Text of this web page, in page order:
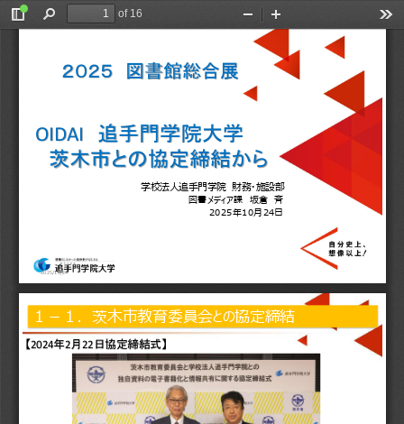
Toggle
Find
of 16
Zoom
Out
OIDAI
追手門学院大学
茨木市との協定締結から
２０２５ 図書館総合展
学校法人追手門学院
財務・施設部
図書メディア課
坂倉
斉
2025年10月 24日
2025/10/24
１－１．茨木市教育委員会との協定締結
【
2024年2月22 日協定締結式】